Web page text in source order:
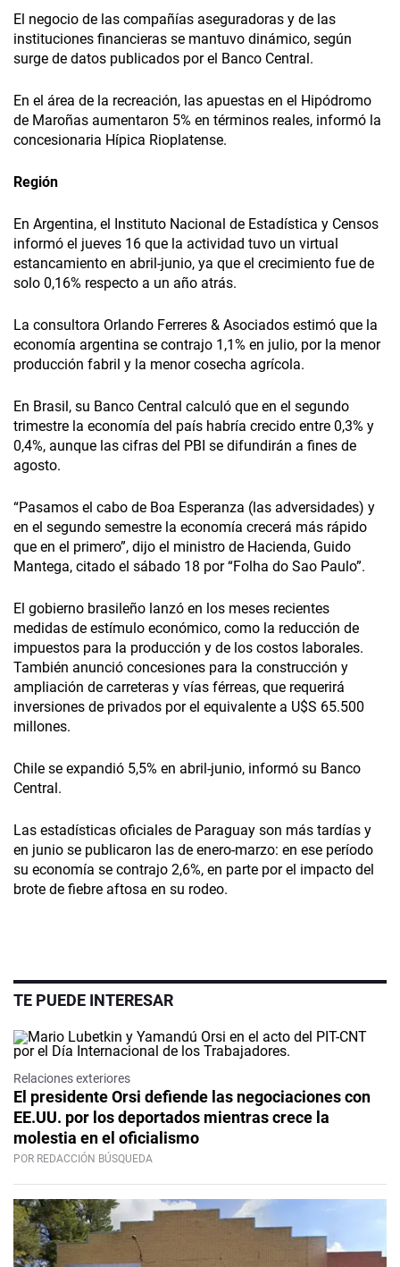
El negocio de las compañías aseguradoras y de las
instituciones financieras se mantuvo dinámico, según
surge de datos publicados por el Banco Central.
En el área de la recreación, las apuestas en el Hipódromo
de Maroñas aumentaron 5% en términos reales, informó la
concesionaria Hípica Rioplatense.
Región
En Argentina, el Instituto Nacional de Estadística y Censos
informó el jueves 16 que la actividad tuvo un virtual
estancamiento en abril-junio, ya que el crecimiento fue de
solo 0,16% respecto a un año atrás.
La consultora Orlando Ferreres & Asociados estimó que la
economía argentina se contrajo 1,1% en julio, por la menor
producción fabril y la menor cosecha agrícola.
En Brasil, su Banco Central calculó que en el segundo
trimestre la economía del país habría crecido entre 0,3% y
0,4%, aunque las cifras del PBI se difundirán a fines de
agosto.
“Pasamos el cabo de Boa Esperanza (las adversidades) y
en el segundo semestre la economía crecerá más rápido
que en el primero”, dijo el ministro de Hacienda, Guido
Mantega, citado el sábado 18 por “Folha do Sao Paulo”.
El gobierno brasileño lanzó en los meses recientes
medidas de estímulo económico, como la reducción de
impuestos para la producción y de los costos laborales.
También anunció concesiones para la construcción y
ampliación de carreteras y vías férreas, que requerirá
inversiones de privados por el equivalente a U$S 65.500
millones.
Chile se expandió 5,5% en abril-junio, informó su Banco
Central.
Las estadísticas oficiales de Paraguay son más tardías y
en junio se publicaron las de enero-marzo: en ese período
su economía se contrajo 2,6%, en parte por el impacto del
brote de fiebre aftosa en su rodeo.
TE PUEDE INTERESAR
Relaciones exteriores
El presidente Orsi defiende las negociaciones con
EE.UU. por los deportados mientras crece la
molestia en el oficialismo
POR REDACCIÓN BÚSQUEDA